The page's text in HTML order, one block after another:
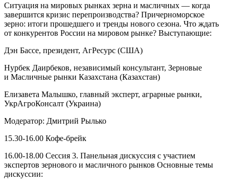
Ситуация на мировых рынках зерна и масличных — когда
завершится кризис перепроизводства? Причерноморское
зерно: итоги прошедшего и тренды нового сезона. Что ждать
от конкурентов России на мировом рынке? Выступающие:
Дэн Бассе, президент, АгРесурс (США)
Нурбек Даирбеков, независимый консультант, Зерновые
и Масличные рынки Казахстана (Казахстан)
Елизавета Малышко, главный эксперт, аграрные рынки,
УкрАгроКонсалт (Украина)
Модератор: Дмитрий Рылько
15.30-16.00 Кофе-брейк
16.00-18.00 Сессия 3. Панельная дискуссия с участием
экспертов зернового и масличного рынков Основные темы
дискуссии: